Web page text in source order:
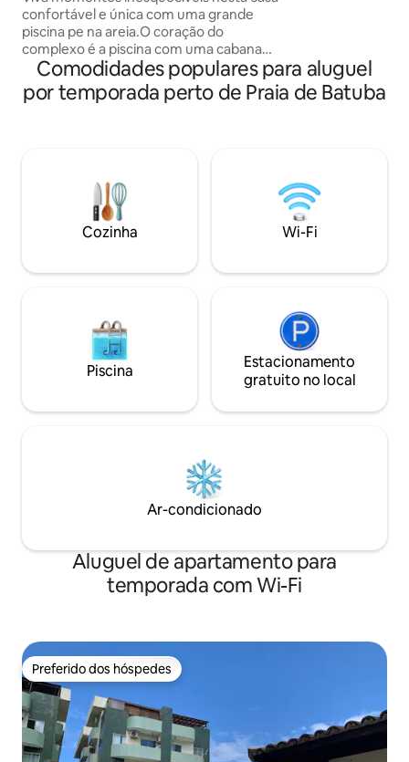
confortável e única com uma grande
piscina pe na areia.O coração do
complexo é a piscina com uma cabana
uma atraente área externa com
gramados bem cuidados, aliados a
fascinantes vistas do mar.O deck com
acomodar 10 pessoas e possui 3 quartos
com ar condicionado novo um total de
10 camas.Podem ser fornecidos 4
perfeito para
momentos
solicitamos
Comodidades populares para aluguel
por temporada perto de Praia de Batuba
Cozinha Wi-Fi
Piscina
Estacionamento
gratuito no local
Ar-condicionado
Aluguel de apartamento para
temporada com Wi-Fi
Preferido dos hóspedes
Preferido dos hóspedes